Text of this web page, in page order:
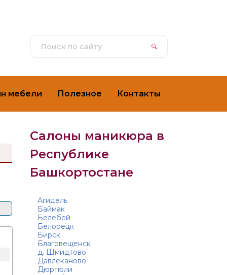
мебели Полезное Контакты
Салоны маникюра в
Республике
Башкортостане
Агидель
Баймак
Белебей
Белорецк
Бирск
Благовещенск
д. Шмидтово
Давлеканово
Дюртюли